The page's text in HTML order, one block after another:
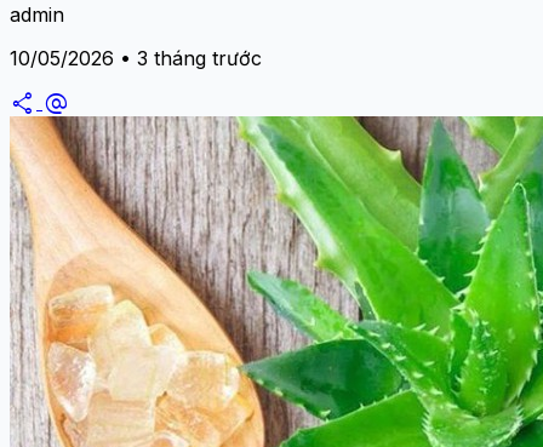
admin
10/05/2026 • 3 tháng trước
share alternate_email